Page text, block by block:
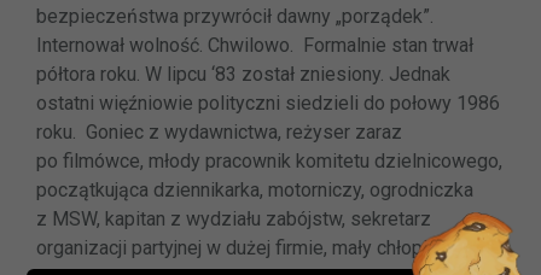
bezpieczeństwa przywrócił dawny „porządek”.
Internował wolność. Chwilowo. Formalnie stan trwał
półtora roku. W lipcu ‘83 został zniesiony. Jednak
ostatni więźniowie polityczni siedzieli do połowy 1986
roku. Goniec z wydawnictwa, reżyser zaraz
po filmówce, młody pracownik komitetu dzielnicowego,
początkująca dziennikarka, motorniczy, ogrodniczka
z MSW, kapitan z wydziału zabójstw, sekretarz
organizacji partyjnej w dużej firmie, mały chłopiec,